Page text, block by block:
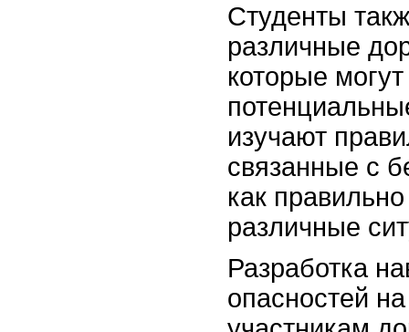
Студенты
различные
которые
изучают
связанные с
как
различные
Разработка
опасностей